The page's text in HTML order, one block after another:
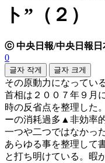
ト”（２）
ⓒ 中央日報/中央日報日
0
글자 작게 글자 크게
その原動力になってい
首相は２００７年９月
時の反省点を整理した
ーの消耗過多▲非効率
一つや二つではなかっ
あらゆる事を整理して
と打ち明けている。暇